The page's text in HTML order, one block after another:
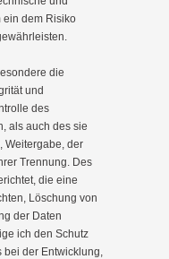
ein dem Risiko
die
und
des
als auch des sie
Weitergabe, der
Trennung. Des
die eine
Löschung von
der Daten
ich den Schutz
bei der Entwicklung,